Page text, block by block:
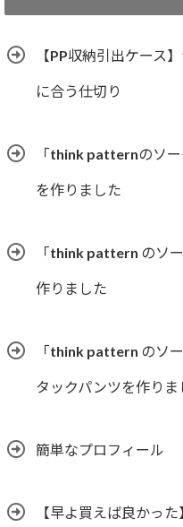
リ
【PP収納引出ケース
に合う仕切り
「think patternのソ
を作りました
「think pattern のソ
作りました
「think pattern のソ
タックパンツを作りま
簡単なプロフィール
【早よ買えば良かっ